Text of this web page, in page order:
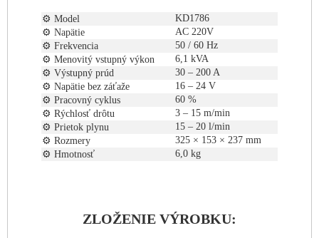
⚙️ Model
KD1786
⚙️ Napätie
AC 220V
⚙️ Frekvencia
50 / 60 Hz
⚙️ Menovitý vstupný výkon
6,1 kVA
⚙️ Výstupný prúd
30 – 200 A
⚙️ Napätie bez záťaže
16 – 24 V
⚙️ Pracovný cyklus
60 %
⚙️ Rýchlosť drôtu
3 – 15 m/min
⚙️ Prietok plynu
15 – 20 l/min
⚙️ Rozmery
325 × 153 × 237 mm
⚙️ Hmotnosť
6,0 kg
ZLOŽENIE VÝROBKU: